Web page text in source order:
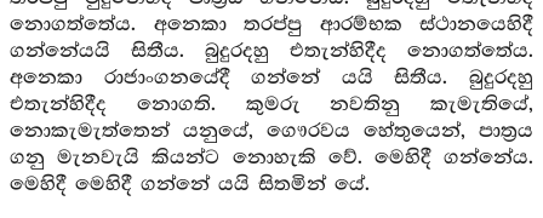
නොගත්තේය. අනෙකා තරප්පු ආරම්භක ස්ථානයෙහිදී
ගන්නේයයි සිතීය. බුදුරදහු එතැන්හිදීද නොගත්තේය.
අනෙකා රාජාංගනයේදී ගන්නේ යයි සිතීය. බුදුරදහු
එතැන්හිදීද නොගති. කුමරු නවතිනු කැමැතියේ,
නොකැමැත්තෙන් යනුයේ, ගෞරවය හේතුයෙන්, පාත්‍රය
ගනු මැනවැයි කියන්ට නොහැකි වේ. මෙහිදී ගන්නේය.
මෙහිදී මෙහිදී ගන්නේ යයි සිතමින් යේ.